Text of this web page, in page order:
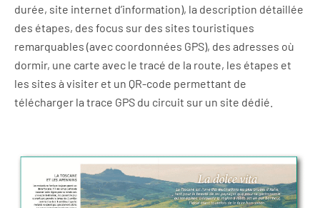
durée, site internet d’information), la description détaillée
des étapes, des focus sur des sites touristiques
remarquables (avec coordonnées GPS), des adresses où
dormir, une carte avec le tracé de la route, les étapes et
les sites à visiter et un QR-code permettant de
télécharger la trace GPS du circuit sur un site dédié.